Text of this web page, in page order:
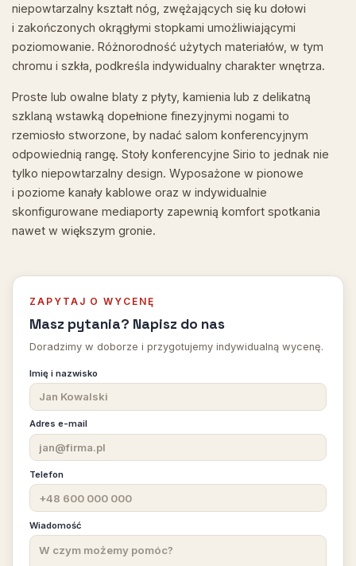
niepowtarzalny kształt nóg, zwężających się ku dołowi
i zakończonych okrągłymi stopkami umożliwiającymi
poziomowanie. Różnorodność użytych materiałów, w tym
chromu i szkła, podkreśla indywidualny charakter wnętrza.
Proste lub owalne blaty z płyty, kamienia lub z delikatną
szklaną wstawką dopełnione finezyjnymi nogami to
rzemiosło stworzone, by nadać salom konferencyjnym
odpowiednią rangę. Stoły konferencyjne Sirio to jednak nie
tylko niepowtarzalny design. Wyposażone w pionowe
i poziome kanały kablowe oraz w indywidualnie
skonfigurowane mediaporty zapewnią komfort spotkania
nawet w większym gronie.
ZAPYTAJ O WYCENĘ
Masz pytania? Napisz do nas
Doradzimy w doborze i przygotujemy indywidualną wycenę.
Imię i nazwisko
Adres e-mail
Telefon
Wiadomość